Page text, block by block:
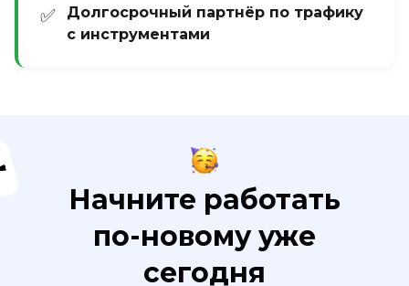
✅
Долгосрочный партнёр по трафику
с инструментами
Начните работать
по-новому уже
сегодня